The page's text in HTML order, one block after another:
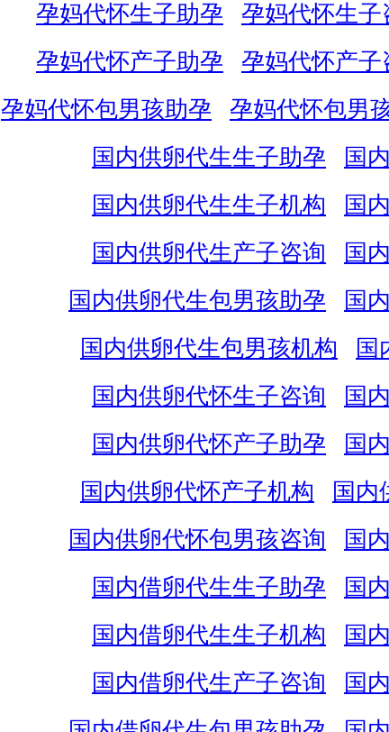
孕妈代怀生子助孕
孕妈代怀生子
孕妈代怀产子助孕
孕妈代怀产子
孕妈代怀包男孩助孕
孕妈代怀包男
国内供卵代生生子助孕
国
国内供卵代生生子机构
国
国内供卵代生产子咨询
国
国内供卵代生包男孩助孕
国
国内供卵代生包男孩机构
国
国内供卵代怀生子咨询
国
国内供卵代怀产子助孕
国
国内供卵代怀产子机构
国内
国内供卵代怀包男孩咨询
国
国内借卵代生生子助孕
国
国内借卵代生生子机构
国
国内借卵代生产子咨询
国